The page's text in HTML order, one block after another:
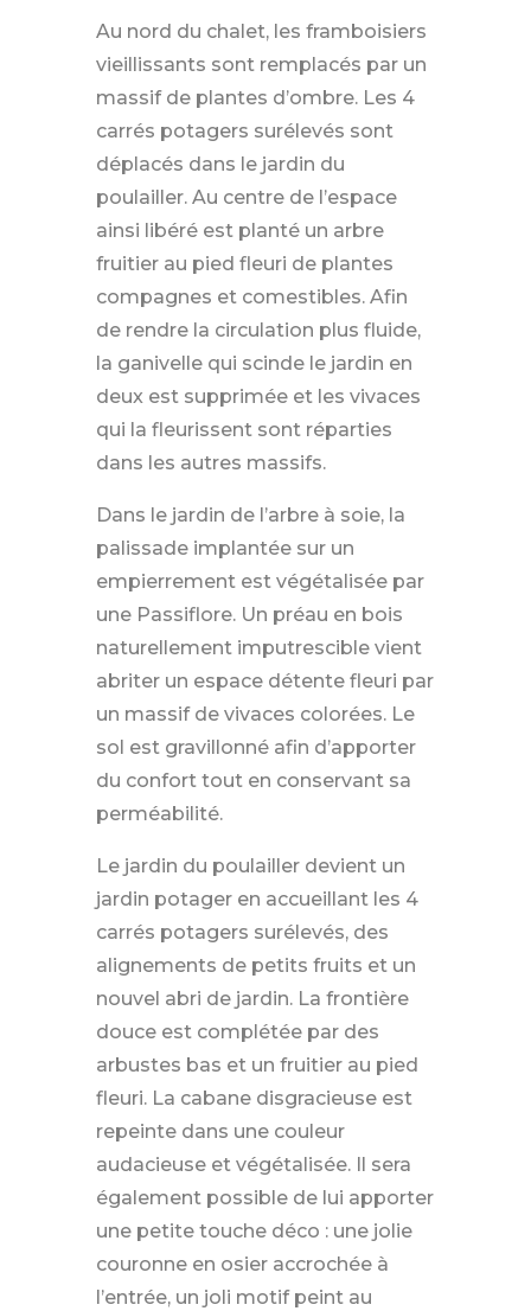
Au nord du chalet, les framboisiers
vieillissants sont remplacés par un
massif de plantes d’ombre. Les 4
carrés potagers surélevés sont
déplacés dans le jardin du
poulailler. Au centre de l’espace
ainsi libéré est planté un arbre
fruitier au pied fleuri de plantes
compagnes et comestibles. Afin
de rendre la circulation plus fluide,
la ganivelle qui scinde le jardin en
deux est supprimée et les vivaces
qui la fleurissent sont réparties
dans les autres massifs.
Dans le jardin de l’arbre à soie, la
palissade implantée sur un
empierrement est végétalisée par
une Passiflore. Un préau en bois
naturellement imputrescible vient
abriter un espace détente fleuri par
un massif de vivaces colorées. Le
sol est gravillonné afin d’apporter
du confort tout en conservant sa
perméabilité.
Le jardin du poulailler devient un
jardin potager en accueillant les 4
carrés potagers surélevés, des
alignements de petits fruits et un
nouvel abri de jardin. La frontière
douce est complétée par des
arbustes bas et un fruitier au pied
fleuri. La cabane disgracieuse est
repeinte dans une couleur
audacieuse et végétalisée. Il sera
également possible de lui apporter
une petite touche déco : une jolie
couronne en osier accrochée à
l’entrée, un joli motif peint au